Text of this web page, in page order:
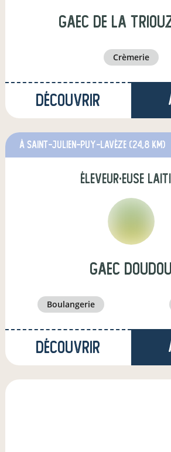
Gaec de la
crèmerie
Découvrir
à Saint-Julien-Puy-Lavèze (24,8 km)
éleveur·euse
gaec doudou
boulangerie
Découvrir